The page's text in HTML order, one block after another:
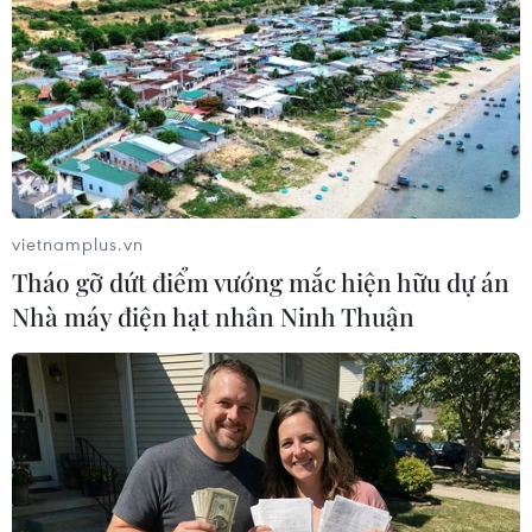
TIN LIÊN QUAN
vietnamplus.vn
Tháo gỡ dứt điểm vướng mắc hiện hữu dự án
Nhà máy điện hạt nhân Ninh Thuận